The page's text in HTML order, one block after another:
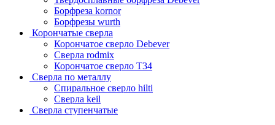
Борфреза kornor
Борфрезы wurth
Корончатые сверла
Корончатое сверло Debever
Сверла rodmix
Корончатое сверло T34
Сверла по металлу
Спиральное сверло hilti
Сверла keil
Сверла ступенчатые